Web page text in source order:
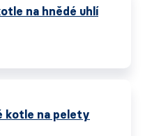
na hnědé uhlí
kotle na pelety